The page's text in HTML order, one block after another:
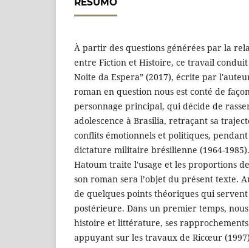
À partir des questions générées par la
entre Fiction et Histoire, ce travail
Noite da Espera” (2017), écrite par
roman en question nous est conté de
personnage principal, qui décide de
adolescence à Brasilia, retraçant sa
conflits émotionnels et politiques,
dictature militaire brésilienne (1964-
Hatoum traite l'usage et les proportions
son roman sera l’objet du présent texte.
de quelques points théoriques qui
postérieure. Dans un premier temps,
histoire et littérature, ses
appuyant sur les travaux de Ricœur